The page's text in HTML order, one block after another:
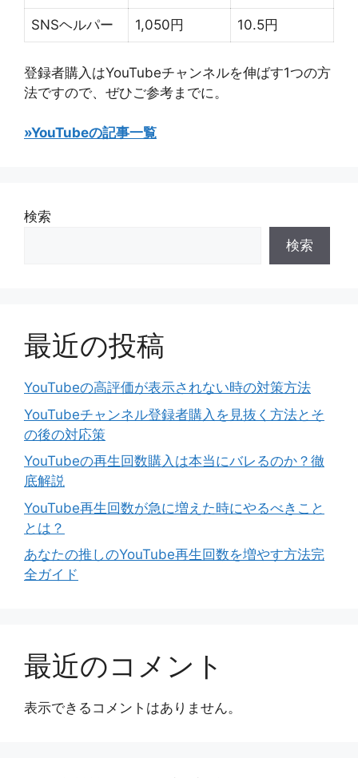
SNSヘルパー 1,050円 10.5円
登録者購入はYouTubeチャンネルを伸ばす1つの方
法ですので、ぜひご参考までに。
»YouTubeの記事一覧
検索
検索
最近の投稿
YouTubeの高評価が表示されない時の対策方法
YouTubeチャンネル登録者購入を見抜く方法とそ
の後の対応策
YouTubeの再生回数購入は本当にバレるのか？徹
底解説
YouTube再生回数が急に増えた時にやるべきこと
とは？
あなたの推しのYouTube再生回数を増やす方法完
全ガイド
最近のコメント
表示できるコメントはありません。